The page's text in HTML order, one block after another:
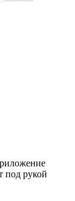
под рукой